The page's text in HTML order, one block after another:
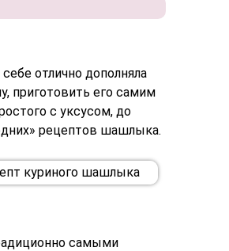
отлично дополняла
приготовить его самим
с уксусом, до
рецептов шашлыка.
самыми